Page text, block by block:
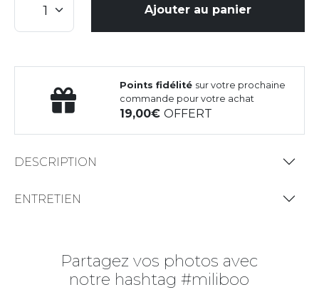
Ajouter au panier
Points fidélité sur votre prochaine
commande pour votre achat
19,00OFFERT
DESCRIPTION
ENTRETIEN
Partagez vos photos avec
notre hashtag #miliboo